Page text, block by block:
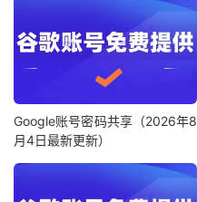
Google账号密码共享（2026年8
月4日最新更新）